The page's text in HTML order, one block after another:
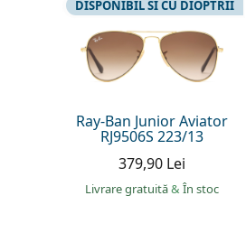
Ray-Ban Junior Aviator
RJ9506S 223/13
DISPONIBIL SI CU DIOPTRII
379,90 Lei
Livrare gratuită& În stoc